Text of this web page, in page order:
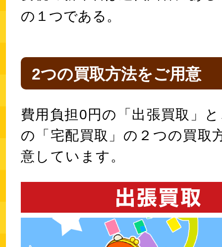
の１つである。
2つの買取方法をご用意
費用負担0円の「出張買取」
の「宅配買取」の２つの買取
意しています。